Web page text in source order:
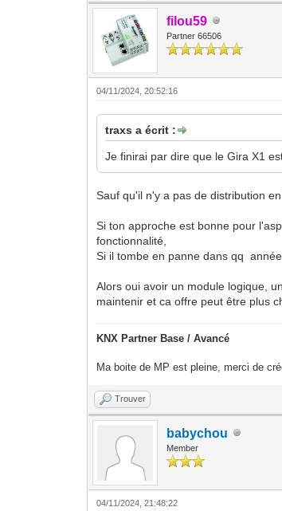
filou59
Partner 66506
04/11/2024, 20:52:16
traxs a écrit :
Je finirai par dire que le Gira X1
Sauf qu'il n'y a pas de distribution
Si ton approche est bonne pour
fonctionnalité,
Si il tombe en panne dans qq
Alors oui avoir un module logique,
maintenir et ca offre peut être plus
KNX Partner Base / Avancé
Ma boite de MP est pleine, merci de
Trouver
babychou
Member
04/11/2024, 21:48:22